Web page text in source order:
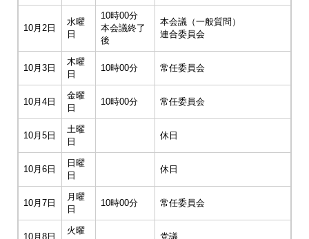
10月2日
水曜
日
10時00分
本会議終了
後
本会議（一般質問）
連合委員会
10月3日
木曜
日
10時00分 常任委員会
10月4日
金曜
日
10時00分 常任委員会
10月5日
土曜
日
休日
10月6日
日曜
日
休日
10月7日
月曜
日
10時00分 常任委員会
10月8日
火曜
党議